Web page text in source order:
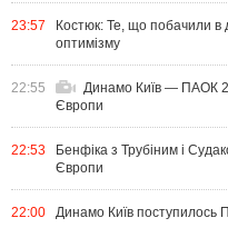
23:57
Костюк: Те, що побачили в
оптимізму
22:55
Динамо Київ — ПАОК
Європи
22:53
Бенфіка з Трубіним і
Європи
22:00 Динамо Київ поступилось